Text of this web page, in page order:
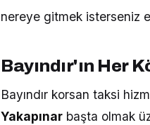
nereye gitmek isterseniz
Bayındır'ın Her
Bayındır korsan taksi
Yakapınar başta olmak